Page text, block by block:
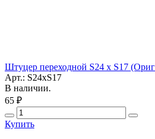
Штуцер переходной S24 x S17
Арт.: S24xS17
В наличии.
65 ₽
Купить